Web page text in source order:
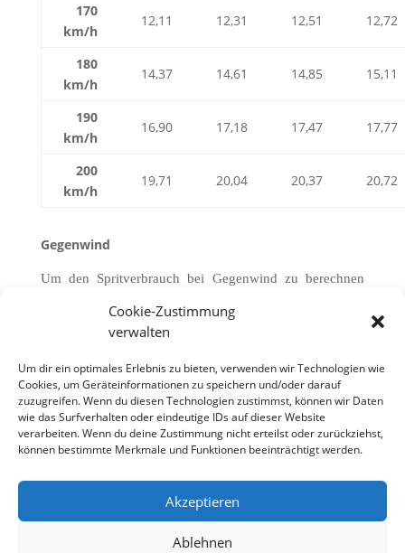
Cookie-Zustimmung
verwalten
Um dir ein optimales Erlebnis zu bieten, verwenden wir Technologien wie
Cookies, um Geräteinformationen zu speichern und/oder darauf
zuzugreifen. Wenn du diesen Technologien zustimmst, können wir Daten
wie das Surfverhalten oder eindeutige IDs auf dieser Website
verarbeiten. Wenn du deine Zustimmung nicht erteilst oder zurückziehst,
können bestimmte Merkmale und Funktionen beeinträchtigt werden.
Akzeptieren
Ablehnen
170
km/h
12,11 12,31 12,51 12,72
180
km/h
14,37 14,61 14,85 15,11
190
km/h
16,90 17,18 17,47 17,77
200
km/h
19,71 20,04 20,37 20,72
Gegenwind
Um den Spritverbrauch bei Gegenwind zu berechnen
werden. Wenn der Gegenwind 30 km/h beträgt und die
Luftwiderstand wie bei einer Reisegeschindigkeit von
150 km/h. Bei Rückenwind von 20 km/h und einer
Geschwindigkeit des PKW von 140 km/h ergibt sich ein
Luftwiderstand wie bei einer Reisegeschindigkeit von
120 km/h.